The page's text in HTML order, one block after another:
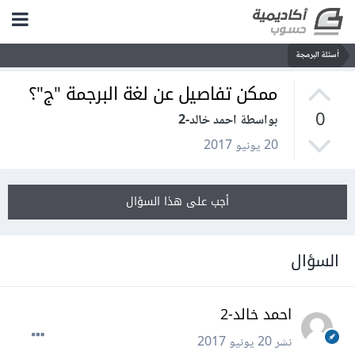
أسئلة البرمجة
0
ممكن تفاصيل عن لغة البرجمة "ج"؟
بواسطة احمد خالد-2
20 يونيو 2017
أجب على هذا السؤال
السؤال
احمد خالد-2
نشر20 يونيو 2017